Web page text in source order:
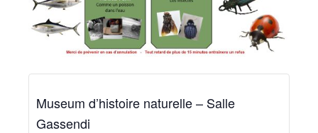
Museum d’histoire naturelle – Salle
Gassendi